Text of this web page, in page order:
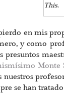
This.
en mis
y como
presuntos
Monte
nuestros
se han